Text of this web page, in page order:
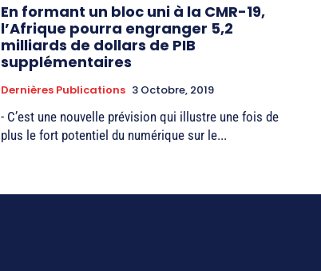
En formant un bloc uni à la CMR-19,
l’Afrique pourra engranger 5,2
milliards de dollars de PIB
supplémentaires
Dernières Publications 3 Octobre, 2019
- C’est une nouvelle prévision qui illustre une fois de
plus le fort potentiel du numérique sur le...